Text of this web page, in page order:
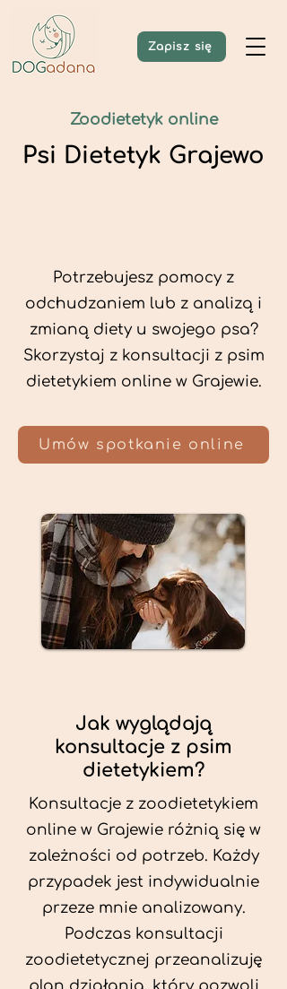
Zapisz się
Zoodietetyk online
Psi Dietetyk Grajewo
Potrzebujesz pomocy z
odchudzaniem lub z analizą i
zmianą diety u swojego psa?
Skorzystaj z konsultacji z psim
dietetykiem online w Grajewie.
Umów spotkanie online
Jak wyglądają
konsultacje z psim
dietetykiem?
Konsultacje z zoodietetykiem
online w Grajewie różnią się w
zależności od potrzeb. Każdy
przypadek jest indywidualnie
przeze mnie analizowany.
Podczas konsultacji
zoodietetycznej przeanalizuję